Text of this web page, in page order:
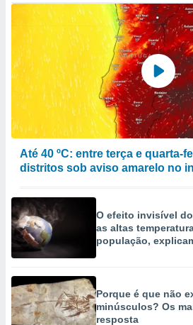
Até 40 ºC: entre terça e quarta-
distritos sob aviso amarelo no
O efeito invisível
as altas
população,
Porque é que não
minúsculos? Os
resposta